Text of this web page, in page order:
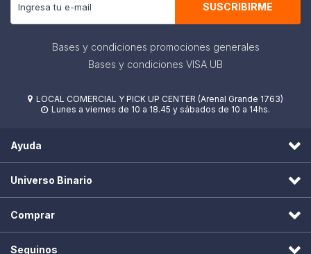
SUSCRIBIRME
Bases y condiciones promociones generales
Bases y condiciones VISA UB
 LOCAL COMERCIAL Y PICK UP CENTER (Arenal Grande 1763)
 Lunes a viernes de 10 a 18.45 y sábados de 10 a 14hs.
Ayuda
Universo Binario
Comprar
Seguinos